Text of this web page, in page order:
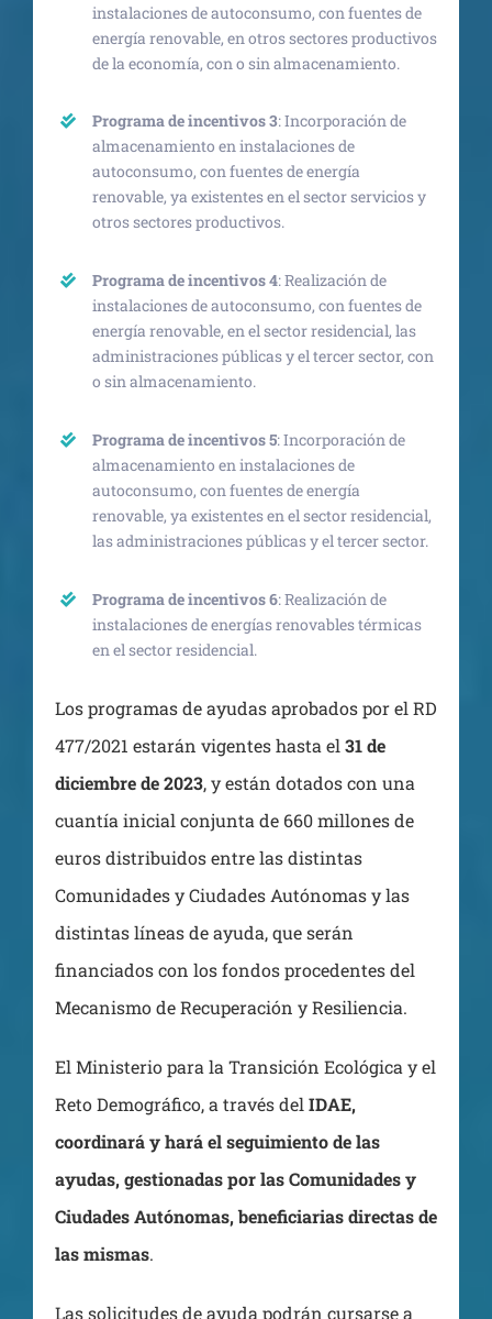
instalaciones de autoconsumo, con fuentes de
energía renovable, en otros sectores productivos
de la economía, con o sin almacenamiento.
Programa de incentivos 3: Incorporación de
almacenamiento en instalaciones de
autoconsumo, con fuentes de energía
renovable, ya existentes en el sector servicios y
otros sectores productivos.
Programa de incentivos 4: Realización de
instalaciones de autoconsumo, con fuentes de
energía renovable, en el sector residencial, las
administraciones públicas y el tercer sector, con
o sin almacenamiento.
Programa de incentivos 5: Incorporación de
almacenamiento en instalaciones de
autoconsumo, con fuentes de energía
renovable, ya existentes en el sector residencial,
las administraciones públicas y el tercer sector.
Programa de incentivos 6: Realización de
instalaciones de energías renovables térmicas
en el sector residencial.
Los programas de ayudas aprobados por el RD
477/2021 estarán vigentes hasta el 31 de
diciembre de 2023, y están dotados con una
cuantía inicial conjunta de 660 millones de
euros distribuidos entre las distintas
Comunidades y Ciudades Autónomas y las
distintas líneas de ayuda, que serán
financiados con los fondos procedentes del
Mecanismo de Recuperación y Resiliencia.
El Ministerio para la Transición Ecológica y el
Reto Demográfico, a través del IDAE,
coordinará y hará el seguimiento de las
ayudas, gestionadas por las Comunidades y
Ciudades Autónomas, beneficiarias directas de
las mismas.
Las solicitudes de ayuda podrán cursarse a